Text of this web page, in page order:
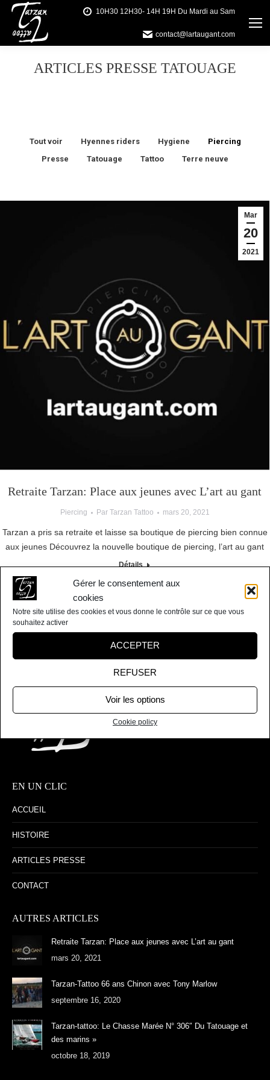
Gérer le consentement aux
cookies
Notre site utilise des cookies et vous donne le contrôle sur ce que vous
souhaitez activer
ACCEPTER
REFUSER
Voir les options
Cookie policy
10H30 12H30- 14H 19H Du Mardi au Sam
contact@lartaugant.com
ARTICLES PRESSE TATOUAGE
Tout voir Hyennes riders Hygiene
Piercing
Presse
Tatouage Tattoo Terre neuve
Mar
20
2021
Retraite Tarzan: Place aux jeunes avec L’art au gant
Piercing Par Tarzan Tattoo mars 20, 2021
Tarzan a pris sa retraite et laisse sa boutique de piercing bien connue
aux jeunes Découvrez la nouvelle boutique de piercing, l’art au gant
Détails
EN UN CLIC
ACCUEIL
HISTOIRE
ARTICLES PRESSE
CONTACT
AUTRES ARTICLES
Retraite Tarzan: Place aux jeunes avec L’art au gant
mars 20, 2021
Tarzan-Tattoo 66 ans Chinon avec Tony Marlow
septembre 16, 2020
Tarzan-tattoo: Le Chasse Marée N° 306″ Du Tatouage et
des marins »
octobre 18, 2019